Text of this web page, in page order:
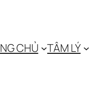
CHỦ TÂM LÝ